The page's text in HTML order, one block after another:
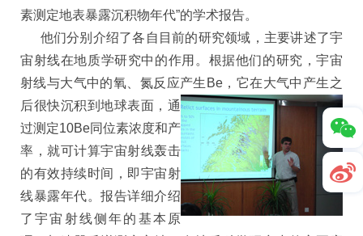
素测定地表暴露沉积物年代”的学术报告。
他们分别介绍了各自目前的研究领域，主要讲述了宇
宙射线在地质学研究中的作用。根据他们的研究，宇宙
射线与大气中的氧、氮反应产生Be，它在大气中产生之
后很快沉积到地球表面，通
过测定10Be同位素浓度和产
率，就可计算宇宙射线轰击
的有效持续时间，即宇宙射
线暴露年代。报告详细介绍
了宇宙射线侧年的基本原